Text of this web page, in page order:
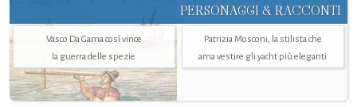
PERSONAGGI & RACCONTI
Vasco Da Gama così vince
la guerra delle spezie
Patrizia Mosconi, la stilista che
ama vestire gli yacht più eleganti